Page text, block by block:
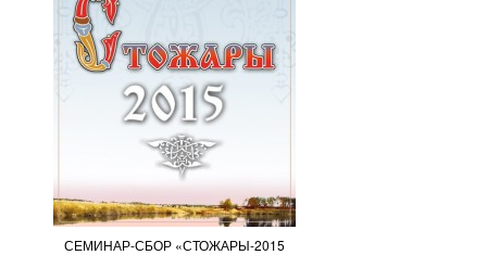
СЕМИНАР-СБОР «СТОЖАРЫ-2015